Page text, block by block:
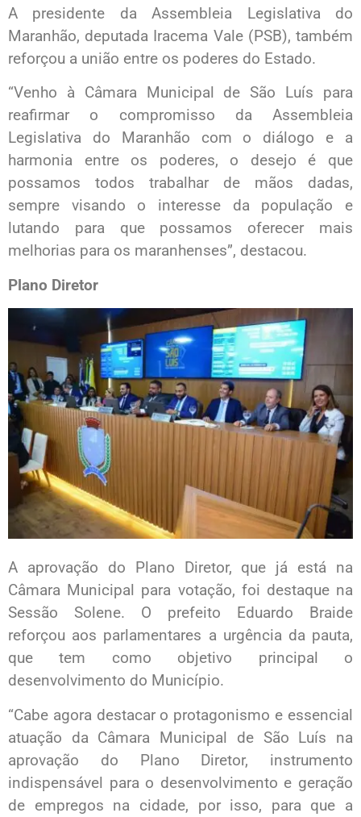
A presidente da Assembleia Legislativa do
Maranhão, deputada Iracema Vale (PSB), também
reforçou a união entre os poderes do Estado.
“Venho à Câmara Municipal de São Luís para
reafirmar o compromisso da Assembleia
Legislativa do Maranhão com o diálogo e a
harmonia entre os poderes, o desejo é que
possamos todos trabalhar de mãos dadas,
sempre visando o interesse da população e
lutando para que possamos oferecer mais
melhorias para os maranhenses”, destacou.
Plano Diretor
A aprovação do Plano Diretor, que já está na
Câmara Municipal para votação, foi destaque na
Sessão Solene. O prefeito Eduardo Braide
reforçou aos parlamentares a urgência da pauta,
que tem como objetivo principal o
desenvolvimento do Município.
“Cabe agora destacar o protagonismo e essencial
atuação da Câmara Municipal de São Luís na
aprovação do Plano Diretor, instrumento
indispensável para o desenvolvimento e geração
de empregos na cidade, por isso, para que a